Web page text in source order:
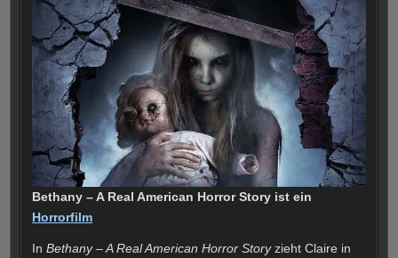
Bethany – A Real American Horror Story ist ein
Horrorfilm
InBethany – A Real American Horror Storyzieht Claire in